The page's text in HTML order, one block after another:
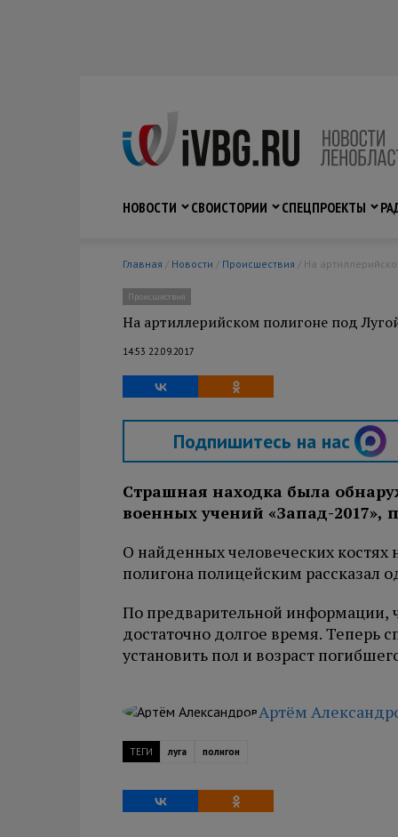
НОВОСТИ
СВОИСТОРИИ СПЕЦПРОЕКТЫ
Главная / Новости / Происшествия / На
Происшествия
На артиллерийском полигоне под
14:53 22.09.2017
Подпишитесь на нас
Страшная находка была
военных учений «Запад-2017»,
О найденных человеческих костях
полигона полицейским рассказал
По предварительной информации,
достаточно долгое время. Теперь
установить пол и возраст
Артём
ТЕГИ луга полигон